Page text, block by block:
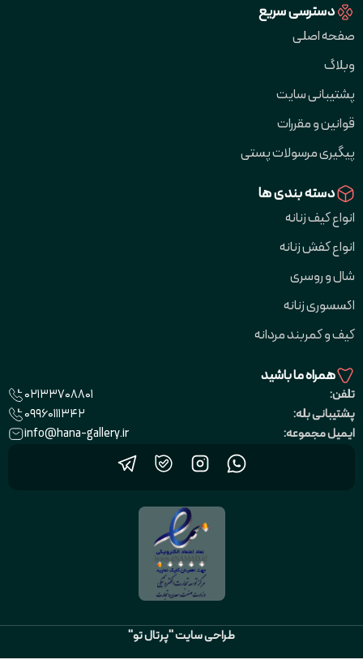
دسترسی سریع
صفحه اصلی
وبلاگ
پشتیبانی سایت
قوانین و مقررات
پیگیری مرسولات پستی
دسته بندی ها
انواع کیف زنانه
انواع کفش زنانه
شال و روسری
اکسسوری زنانه
کیف و کمربند مردانه
همراه ما باشید
تلفن:
02133708801
پشتیبانی بله:
09960111342
ایمیل مجموعه:
info@hana-gallery.ir
طراحی سایت "پرتال تو"